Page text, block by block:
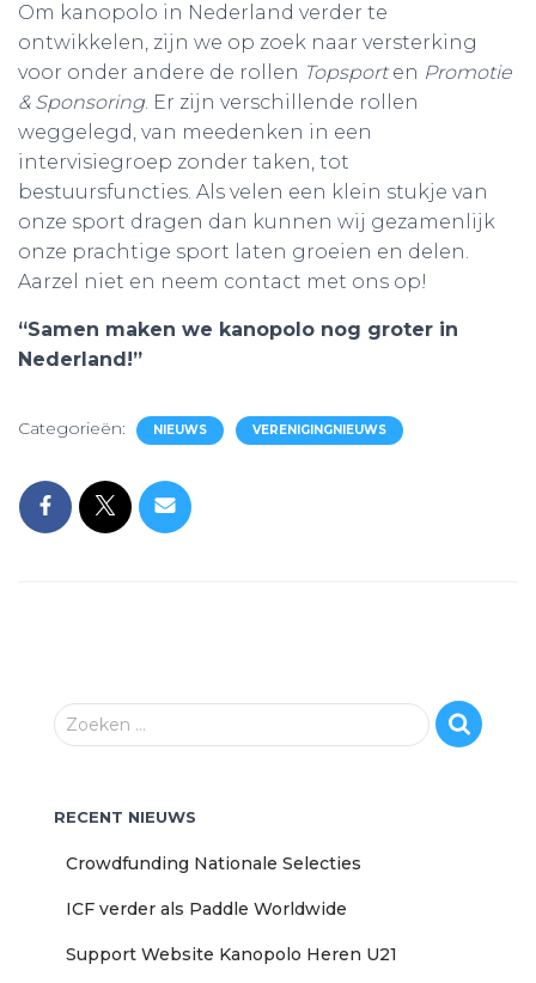
Om kanopolo in Nederland verder te
ontwikkelen, zijn we op zoek naar versterking
voor onder andere de rollen Topsporten Promotie
& Sponsoring. Er zijn verschillende rollen
weggelegd, van meedenken in een
intervisiegroep zonder taken, tot
bestuursfuncties. Als velen een klein stukje van
onze sport dragen dan kunnen wij gezamenlijk
onze prachtige sport laten groeien en delen.
Aarzel niet en neem contact met ons op!
“Samen maken we kanopolo nog groter in
Nederland!”
Categorieën: NIEUWS VERENIGINGNIEUWS
Z
e
Zoeken …
RECENT NIEUWS
Crowdfunding Nationale Selecties
ICF verder als Paddle Worldwide
Support Website Kanopolo Heren U21